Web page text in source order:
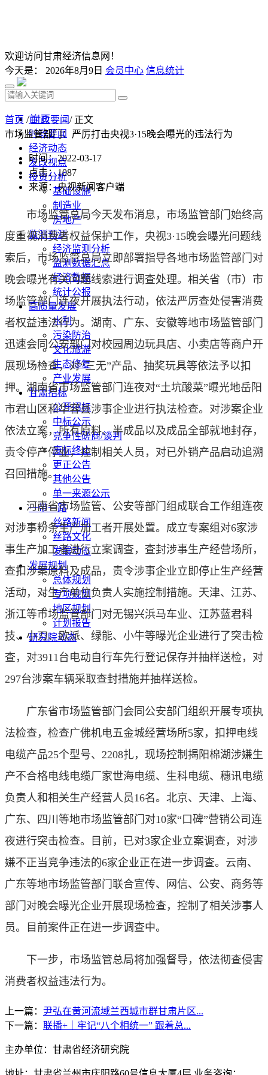
欢迎访问甘肃经济信息网！
今天是： 2026年8月9日 会员中心 信息统计
首 页
时政要闻
经济动态
发改视点
投资分析
基础设施
制造业
房地产
监测预测
经济监测分析
监测数据汇总
经济数据
统计公报
高质量发展
水利
污染防治
文化旅游
生态修复
产业发展
甘肃招标
公开招标
中标公示
竞争性磋商/谈判
废标终止
更正公告
其他公告
单一来源公示
一带一路
丝路新闻
丝路文化
发展动态
发展规划
总体规划
专项规划
地区规划
计划报告
研究院动态
首页 /时政要闻/ 正文
市场监管部门：严厉打击央视3·15晚会曝光的违法行为
时间：2022-03-17
点击：1087
来源：央视新闻客户端
市场监管总局今天发布消息，市场监管部门始终高
度重视消费者权益保护工作，央视3·15晚会曝光问题线
索后，市场监管总局立即部署指导各地市场监管部门对
晚会曝光有关问题线索进行调查处理。相关省（市）市
场监管部门连夜开展执法行动，依法严厉查处侵害消费
者权益违法行为。湖南、广东、安徽等地市场监管部门
迅速会同公安部门对校园周边玩具店、小卖店等商户开
展现场检查，对“三无”产品、抽奖玩具等依法予以扣
押。湖南省市场监管部门连夜对“土坑酸菜”曝光地岳阳
市君山区和华容县涉事企业进行执法检查。对涉案企业
依法立案，所有原料、半成品以及成品全部就地封存，
责令停产停业，控制相关人员，对已外销产品启动追溯
召回措施。
河南省市场监管、公安等部门组成联合工作组连夜
对涉事粉条生产加工者开展处置。成立专案组对6家涉
事生产加工者进行立案调查，查封涉事生产经营场所，
查扣涉案原料及成品，责令涉事企业立即停止生产经营
活动，对生产单位负责人实施控制措施。天津、江苏、
浙江等市场监管部门对无锡兴浜马车业、江苏蓝君科
技、小刀、欧派、绿能、小牛等曝光企业进行了突击检
查，对3911台电动自行车先行登记保存并抽样送检，对
297台涉案车辆采取查封措施并抽样送检。
广东省市场监管部门会同公安部门组织开展专项执
法检查，检查广佛机电五金城经营场所5家，扣押电线
电缆产品25个型号、2208扎，现场控制揭阳棉湖涉嫌生
产不合格电线电缆厂家世海电缆、生科电缆、穗讯电缆
负责人和相关生产经营人员16名。北京、天津、上海、
广东、四川等地市场监管部门对10家“口碑”营销公司连
夜进行突击检查。目前，已对3家企业立案调查，对涉
嫌不正当竞争违法的6家企业正在进一步调查。云南、
广东等地市场监管部门联合宣传、网信、公安、商务等
部门对晚会曝光企业开展现场检查，控制了相关涉事人
员。目前案件正在进一步调查中。
下一步，市场监管总局将加强督导，依法彻查侵害
消费者权益违法行为。
上一篇： 尹弘在黄河流域兰西城市群甘肃片区...
下一篇： 联播+｜牢记“八个相统一” 跟着总...
主办单位：甘肃省经济研究院